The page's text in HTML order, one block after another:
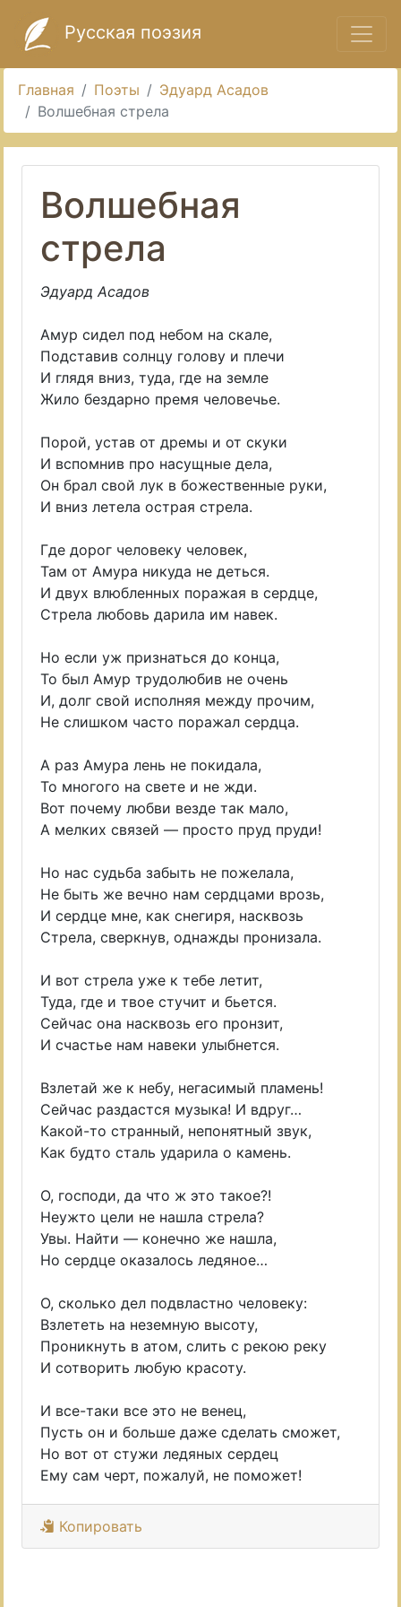
Русская поэзия
Главная Поэты
Эдуард Асадов
Волшебная стрела
Волшебная
стрела
Эдуард Асадов
Амур сидел под небом на скале,
Подставив солнцу голову и плечи
И глядя вниз, туда, где на земле
Жило бездарно премя человечье.
Порой, устав от дремы и от скуки
И вспомнив про насущные дела,
Он брал свой лук в божественные руки,
И вниз летела острая стрела.
Где дорог человеку человек,
Там от Амура никуда не деться.
И двух влюбленных поражая в сердце,
Стрела любовь дарила им навек.
Но если уж признаться до конца,
То был Амур трудолюбив не очень
И, долг свой исполняя между прочим,
Не слишком часто поражал сердца.
А раз Амура лень не покидала,
То многого на свете и не жди.
Вот почему любви везде так мало,
А мелких связей — просто пруд пруди!
Но нас судьба забыть не пожелала,
Не быть же вечно нам сердцами врозь,
И сердце мне, как снегиря, насквозь
Стрела, сверкнув, однажды пронизала.
И вот стрела уже к тебе летит,
Туда, где и твое стучит и бьется.
Сейчас она насквозь его пронзит,
И счастье нам навеки улыбнется.
Взлетай же к небу, негасимый пламень!
Сейчас раздастся музыка! И вдруг…
Какой-то странный, непонятный звук,
Как будто сталь ударила о камень.
О, господи, да что ж это такое?!
Неужто цели не нашла стрела?
Увы. Найти — конечно же нашла,
Но сердце оказалось ледяное…
О, сколько дел подвластно человеку:
Взлететь на неземную высоту,
Проникнуть в атом, слить с рекою реку
И сотворить любую красоту.
И все-таки все это не венец,
Пусть он и больше даже сделать сможет,
Но вот от стужи ледяных сердец
Ему сам черт, пожалуй, не поможет!
Копировать